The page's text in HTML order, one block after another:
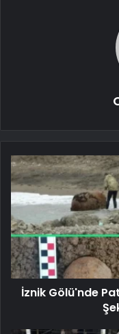
İznik Gölü'nde